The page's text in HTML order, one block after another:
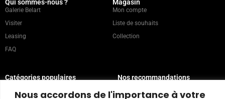
Nous accordons de l'importance à votre
Qui sommes-nous ?
Galerie Belart
Visiter
Leasing
FAQ
Magasin
Mon compte
Liste de souhaits
Collection
Catégories populaires Nos recommandations